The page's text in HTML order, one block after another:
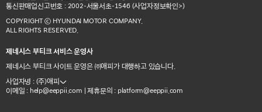
통신판매업신고번호 : 2002-서울서초-1546 (사업자정보확인>)
COPYRIGHT ⓒ HYUNDAI MOTOR COMPANY.
ALL RIGHTS RESERVED.
제네시스 부티크 서비스 운영사
제네시스 부티크 사이트 운영은 ㈜애피가 대행하고 있습니다.
사업자명 : (주)애피
이메일 :
| 제휴문의 :